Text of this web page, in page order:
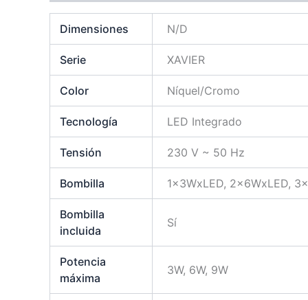
Dimensiones N/D
Serie XAVIER
Color Níquel/Cromo
Tecnología LED Integrado
Tensión 230 V ~ 50 Hz
Bombilla 1x3WxLED, 2x6WxLED,
Bombilla
incluida
Sí
Potencia
máxima
3W, 6W, 9W